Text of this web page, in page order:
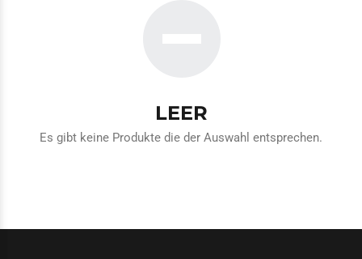
LEER
Es gibt keine Produkte die der Auswahl entsprechen.